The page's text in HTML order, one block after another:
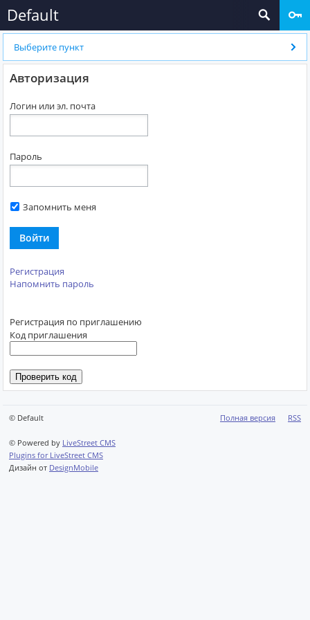
Default
Выберите пункт
Авторизация
Логин или эл. почта
Пароль
Запомнить меня
Войти
Регистрация
Напомнить пароль
Регистрация по приглашению
Код приглашения
Полная версия RSS
© Default
© Powered by LiveStreet CMS
Plugins for LiveStreet CMS
Дизайн от DesignMobile